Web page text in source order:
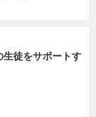
生徒をサポートす